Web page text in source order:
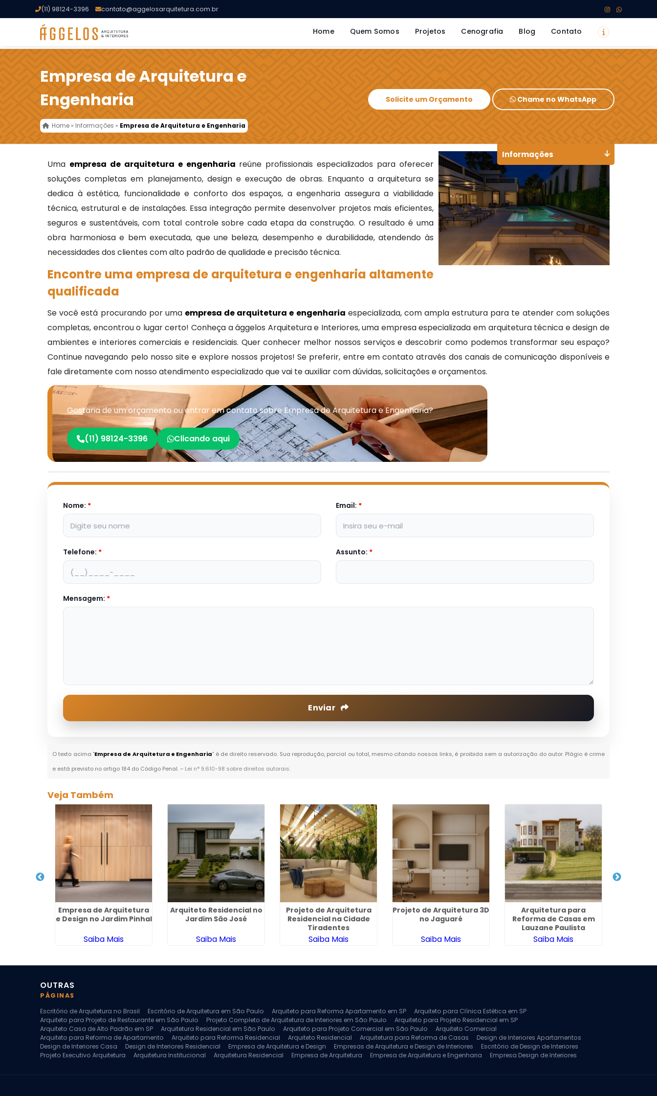
(11) 98124-3396 contato@aggelosarquitetura.com.br
Home Quem Somos Projetos Cenografia Blog Contato
Empresa de Arquitetura e
Engenharia
Home » Informações » Empresa de Arquitetura e Engenharia
Solicite um Orçamento Chame no WhatsApp
Uma empresa de arquitetura e engenharia reúne profissionais especializados para oferecer
soluções completas em planejamento, design e execução de obras. Enquanto a arquitetura se
dedica à estética, funcionalidade e conforto dos espaços, a engenharia assegura a viabilidade
técnica, estrutural e de instalações. Essa integração permite desenvolver projetos mais eficientes,
seguros e sustentáveis, com total controle sobre cada etapa da construção. O resultado é uma
obra harmoniosa e bem executada, que une beleza, desempenho e durabilidade, atendendo às
necessidades dos clientes com alto padrão de qualidade e precisão técnica.
Encontre uma empresa de arquitetura e engenharia altamente
qualificada
Se você está procurando por uma empresa de arquitetura e engenharia especializada, com ampla estrutura para te atender com soluções
completas, encontrou o lugar certo! Conheça a ággelos Arquitetura e Interiores, uma empresa especializada em arquitetura técnica e design de
ambientes e interiores comerciais e residenciais. Quer conhecer melhor nossos serviços e descobrir como podemos transformar seu espaço?
Continue navegando pelo nosso site e explore nossos projetos! Se preferir, entre em contato através dos canais de comunicação disponíveis e
fale diretamente com nosso atendimento especializado que vai te auxiliar com dúvidas, solicitações e orçamentos.
Gostaria de um orçamento ou entrar em contato sobre Empresa de Arquitetura e Engenharia?
(11) 98124-3396 Clicando aqui
Nome: * Email: *
Telefone: * Assunto: *
Mensagem: *
Enviar
O texto acima "Empresa de Arquitetura e Engenharia" é de direito reservado. Sua reprodução, parcial ou total, mesmo citando nossos links, é proibida sem a autorização do autor. Plágio é crime
e está previsto no artigo 184 do Código Penal. – Lei n° 9.610-98 sobre direitos autorais.
Informações
Veja Também
Empresa de Arquitetura
e Design no Jardim Pinhal
Saiba Mais
Arquiteto Residencial no
Jardim São José
Saiba Mais
Projeto de Arquitetura
Residencial na Cidade
Tiradentes
Saiba Mais
Projeto de Arquitetura 3D
no Jaguaré
Saiba Mais
Arquitetura para
Reforma de Casas em
Lauzane Paulista
Saiba Mais
OUTRAS
PÁGINAS
Escritório de Arquitetura no Brasil
Escritório de Arquitetura em São Paulo Arquiteto para Reforma Apartamento em SP
Arquiteto para Clínica Estética em SP
Arquiteto para Projeto de Restaurante em São Paulo
Projeto Completo de Arquitetura de Interiores em São Paulo
Arquiteto para Projeto Residencial em SP
Arquiteto Casa de Alto Padrão em SP
Arquitetura Residencial em São Paulo Arquiteto para Projeto Comercial em São Paulo
Arquiteto Comercial
Arquiteto para Reforma de Apartamento
Arquiteto para Reforma Residencial Arquiteto Residencial Arquitetura para Reforma de Casas
Design de Interiores Apartamentos
Design de Interiores Casa
Design de Interiores Residencial Empresa de Arquitetura e Design Empresas de Arquitetura e Design de Interiores
Escritório de Design de Interiores
Projeto Executivo Arquitetura
Arquitetura Institucional Arquitetura Residencial Empresa de Arquitetura Empresa de Arquitetura e Engenharia
Empresa Design de Interiores